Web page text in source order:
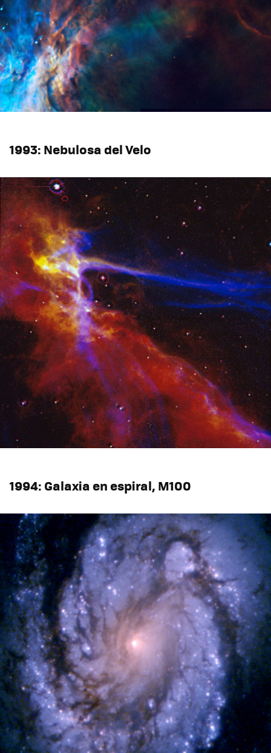
1993: Nebulosa del Velo
1994: Galaxia en espiral, M100